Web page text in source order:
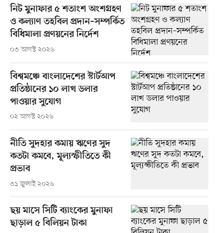
নিট মুনাফার ৫ শতাংশ অংশগ্রহণ
ও কল্যাণ তহবিল প্রদান–সম্পর্কিত
বিধিমালা প্রণয়নের নির্দেশ
০৩ আগস্ট ২০২৬
বিশ্বমঞ্চে বাংলাদেশের স্টার্টআপ
প্রতিষ্ঠানের ১০ লাখ ডলার
পাওয়ার সুযোগ
০২ আগস্ট ২০২৬
নীতি সুদহার কমায় ঋণের সুদ
কতটা কমবে, মূল্যস্ফীতিতে কী
প্রভাব
৩১ জুলাই ২০২৬
ছয় মাসে সিটি ব্যাংকের মুনাফা
ছাড়াল ৫ বিলিয়ন টাকা